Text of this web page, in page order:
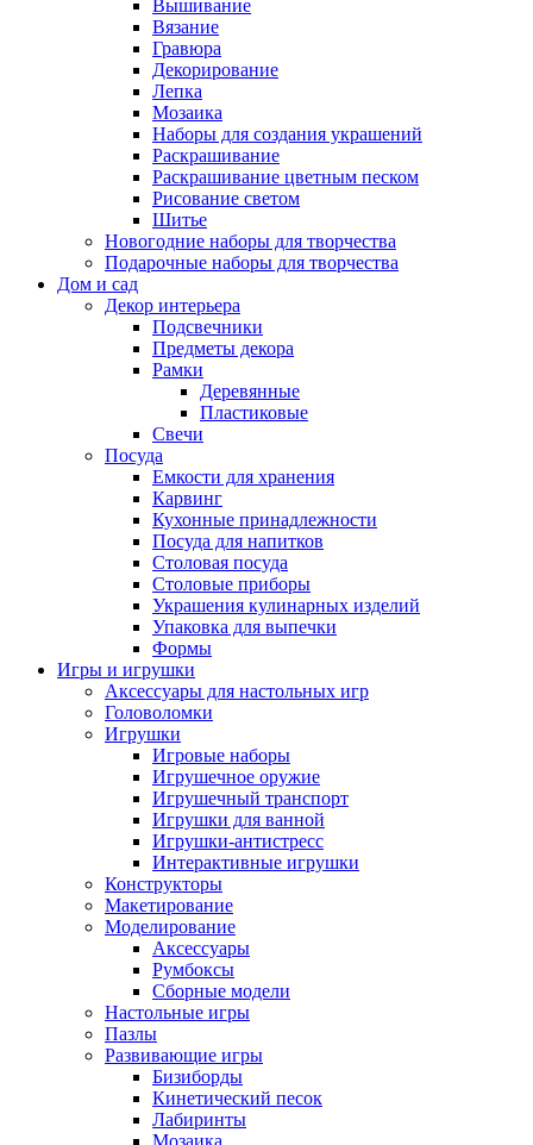
Вышивание
Вязание
Гравюра
Декорирование
Лепка
Мозаика
Наборы для создания украшений
Раскрашивание
Раскрашивание цветным песком
Рисование светом
Шитье
Новогодние наборы для творчества
Подарочные наборы для творчества
Дом и сад
Декор интерьера
Подсвечники
Предметы декора
Рамки
Деревянные
Пластиковые
Свечи
Посуда
Емкости для хранения
Карвинг
Кухонные принадлежности
Посуда для напитков
Столовая посуда
Столовые приборы
Украшения кулинарных изделий
Упаковка для выпечки
Формы
Игры и игрушки
Аксессуары для настольных игр
Головоломки
Игрушки
Игровые наборы
Игрушечное оружие
Игрушечный транспорт
Игрушки для ванной
Игрушки-антистресс
Интерактивные игрушки
Конструкторы
Макетирование
Моделирование
Аксессуары
Румбоксы
Сборные модели
Настольные игры
Пазлы
Развивающие игры
Бизиборды
Кинетический песок
Лабиринты
Мозаика